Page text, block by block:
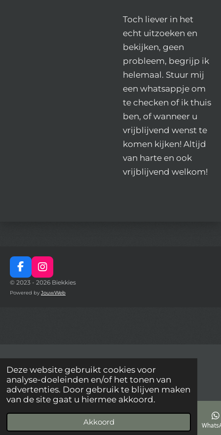
Deze website gebruikt cookies voor
analyse-doeleinden en/of het tonen van
advertenties. Door gebruik te blijven maken
van de site gaat u hiermee akkoord.
Akkoord
Toch liever in het
echt uitzoeken en
bekijken, geen
probleem, begrijp ik
helemaal. Stuur mij
een whatsappje om
te checken of ik thuis
ben, of wanneer u
vrijblijvend wenst te
komen kijken! Altijd
van harte en ook
vrijblijvend welkom!
F
a
c
I
n
s
© 2023 - 2026 Biekkies
Powered by JouwWeb
Telefoonnummer